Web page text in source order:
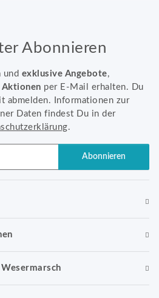
Abonnieren
und exklusive Angebote,
Aktionen per E-Mail erhalten. Du
abmelden. Informationen zur
Daten findest Du in der
.
Abonnieren